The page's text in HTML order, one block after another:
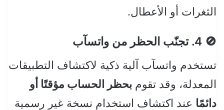
الثغرات أو الأعطال.
🚫 4. تجنّب الحظر من واتسآب
تستخدم واتسآب آلية ذكية لاكتشاف التطبيقات
المعدلة، وقد تقوم بحظر الحساب مؤقتًا أو
دائمًا عند اكتشاف استخدام نسخة غير رسمية